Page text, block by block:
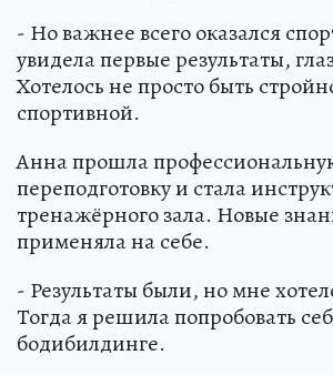
- Но важнее всего оказался
увидела первые результаты,
Хотелось не просто быть
спортивной.
Анна прошла
переподготовку и стала
тренажёрного зала. Новые
применяла на себе.
- Результаты были, но мне
Тогда я решила попробовать
бодибилдинге.